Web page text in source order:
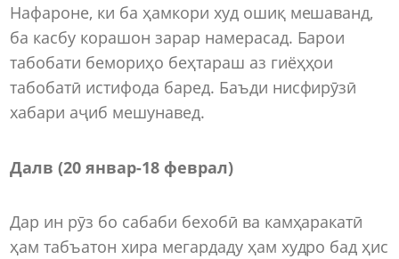
Нафароне, ки ба ҳамкори худ ошиқ мешаванд,
ба касбу корашон зарар намерасад. Барои
табобати бемориҳо беҳтараш аз гиёҳҳои
табобатӣ истифода баред. Баъди нисфирӯзӣ
хабари аҷиб мешунавед.
Далв (20 январ-18 феврал)
Дар ин рӯз бо сабаби бехобӣ ва камҳаракатӣ
ҳам табъатон хира мегардаду ҳам худро бад ҳис